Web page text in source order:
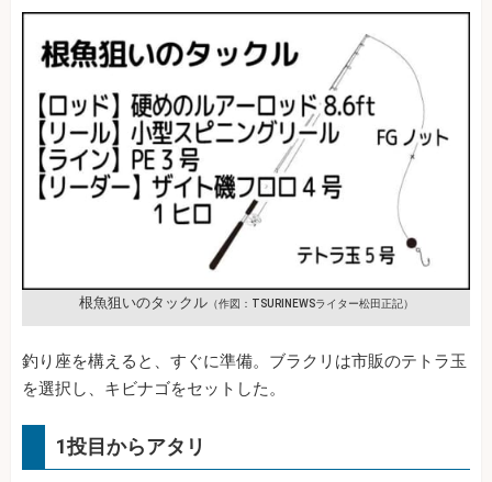
根魚狙いのタックル（作図：TSURINEWSライター松田正記）
釣り座を構えると、すぐに準備。ブラクリは市販のテトラ玉
を選択し、キビナゴをセットした。
1投目からアタリ